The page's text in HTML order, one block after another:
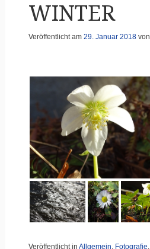
WINTER
Veröffentlicht am 29. Januar 2018von
Veröffentlicht in Allgemein, Fotografie,